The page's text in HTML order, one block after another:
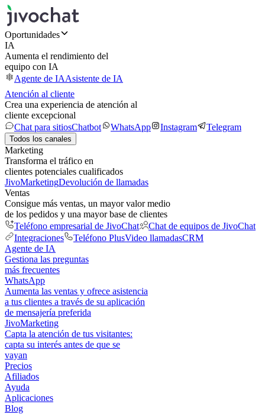
Oportunidades
IA
Aumenta el rendimiento del
equipo con IA
Agente de IAAsistente de IA
Atención al cliente
Crea una experiencia de atención al
cliente excepcional
Chat para sitiosChatbot WhatsApp Instagram Telegram
Todos los canales
Marketing
Transforma el tráfico en
clientes potenciales cualificados
JivoMarketingDevolución de llamadas
Ventas
Consigue más ventas, un mayor valor medio
de los pedidos y una mayor base de clientes
Teléfono empresarial de JivoChat
Chat de equipos de JivoChat
Integraciones
Teléfono PlusVideo llamadasCRM
Agente de IA
Gestiona las preguntas
más frecuentes
WhatsApp
Aumenta las ventas y ofrece asistencia
a tus clientes a través de su aplicación
de mensajería preferida
JivoMarketing
Capta la atención de tus visitantes:
capta su interés antes de que se
vayan
Precios
Afiliados
Ayuda
Aplicaciones
Blog